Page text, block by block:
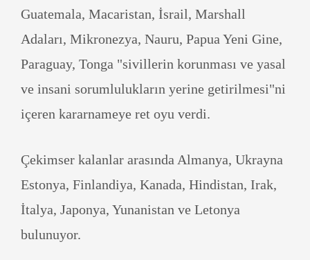
Guatemala, Macaristan, İsrail, Marshall
Adaları, Mikronezya, Nauru, Papua Yeni Gine,
Paraguay, Tonga "sivillerin korunması ve yasal
ve insani sorumlulukların yerine getirilmesi"ni
içeren kararnameye ret oyu verdi.
Çekimser kalanlar arasında Almanya, Ukrayna
Estonya, Finlandiya, Kanada, Hindistan, Irak,
İtalya, Japonya, Yunanistan ve Letonya
bulunuyor.